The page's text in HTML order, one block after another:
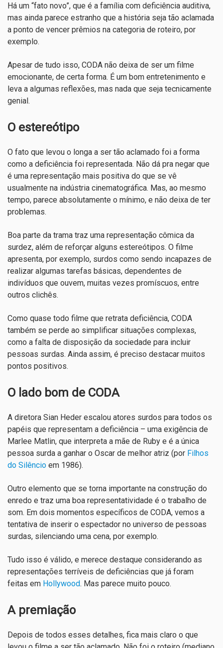
Há um “fato novo”, que é a família com deficiência auditiva,
mas ainda parece estranho que a história seja tão aclamada
a ponto de vencer prêmios na categoria de roteiro, por
exemplo.
Apesar de tudo isso, CODA não deixa de ser um filme
emocionante, de certa forma. É um bom entretenimento e
leva a algumas reflexões, mas nada que seja tecnicamente
genial.
O estereótipo
O fato que levou o longa a ser tão aclamado foi a forma
como a deficiência foi representada. Não dá pra negar que
é uma representação mais positiva do que se vê
usualmente na indústria cinematográfica. Mas, ao mesmo
tempo, parece absolutamente o mínimo, e não deixa de ter
problemas.
Boa parte da trama traz uma representação cômica da
surdez, além de reforçar alguns estereótipos. O filme
apresenta, por exemplo, surdos como sendo incapazes de
realizar algumas tarefas básicas, dependentes de
indivíduos que ouvem, muitas vezes promíscuos, entre
outros clichês.
Como quase todo filme que retrata deficiência, CODA
também se perde ao simplificar situações complexas,
como a falta de disposição da sociedade para incluir
pessoas surdas. Ainda assim, é preciso destacar muitos
pontos positivos.
O lado bom de CODA
A diretora Sian Heder escalou atores surdos para todos os
papéis que representam a deficiência – uma exigência de
Marlee Matlin, que interpreta a mãe de Ruby e é a única
pessoa surda a ganhar o Oscar de melhor atriz (por Filhos
do Silêncio em 1986).
Outro elemento que se torna importante na construção do
enredo e traz uma boa representatividade é o trabalho de
som. Em dois momentos específicos de CODA, vemos a
tentativa de inserir o espectador no universo de pessoas
surdas, silenciando uma cena, por exemplo.
Tudo isso é válido, e merece destaque considerando as
representações terríveis de deficiências que já foram
feitas em Hollywood. Mas parece muito pouco.
A premiação
Depois de todos esses detalhes, fica mais claro o que